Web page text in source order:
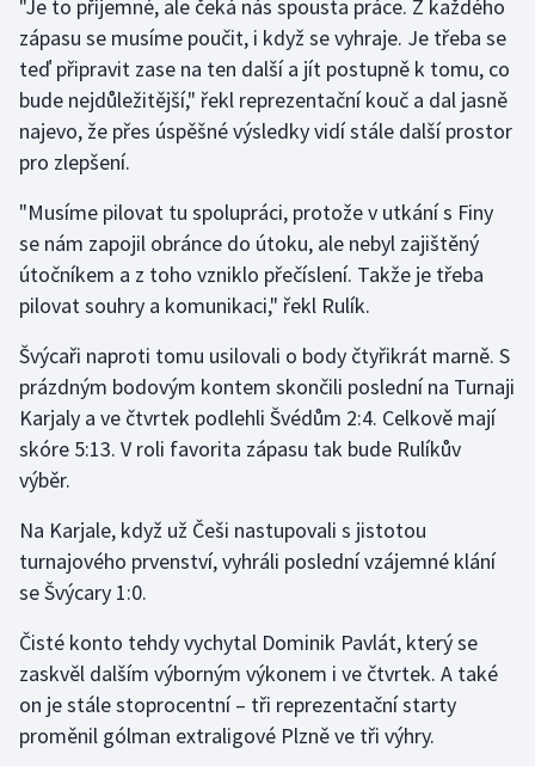
Lezení
Lyže a snowboard
Moderní pětiboj
Motorsport
Olympijské hry
Plavání
Plážový volejbal
Rychlobruslení
Rychlostní kanoistika
Short track
Sportovní střelba
"Je to příjemné, ale čeká nás spousta práce. Z každého
zápasu se musíme poučit, i když se vyhraje. Je třeba se
teď připravit zase na ten další a jít postupně k tomu, co
bude nejdůležitější," řekl reprezentační kouč a dal jasně
najevo, že přes úspěšné výsledky vidí stále další prostor
pro zlepšení.
"Musíme pilovat tu spolupráci, protože v utkání s Finy
se nám zapojil obránce do útoku, ale nebyl zajištěný
útočníkem a z toho vzniklo přečíslení. Takže je třeba
pilovat souhry a komunikaci," řekl Rulík.
Švýcaři naproti tomu usilovali o body čtyřikrát marně. S
prázdným bodovým kontem skončili poslední na Turnaji
Karjaly a ve čtvrtek podlehli Švédům 2:4. Celkově mají
skóre 5:13. V roli favorita zápasu tak bude Rulíkův
výběr.
Na Karjale, když už Češi nastupovali s jistotou
turnajového prvenství, vyhráli poslední vzájemné klání
se Švýcary 1:0.
Čisté konto tehdy vychytal Dominik Pavlát, který se
zaskvěl dalším výborným výkonem i ve čtvrtek. A také
on je stále stoprocentní – tři reprezentační starty
proměnil gólman extraligové Plzně ve tři výhry.